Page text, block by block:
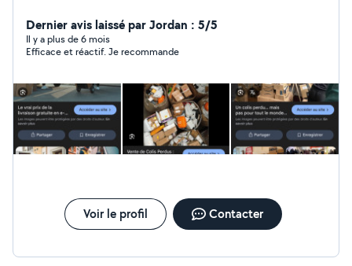
Dernier avis laissé par Jordan : 5/5
Il y a plus de 6 mois
Efficace et réactif. Je recommande
Voir le profil Contacter